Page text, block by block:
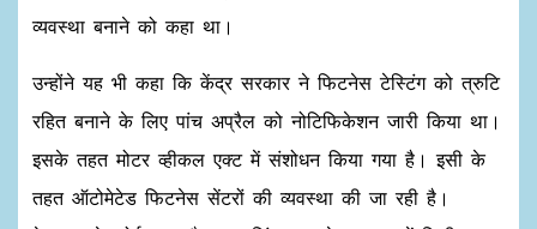
व्यवस्था बनाने को कहा था।
उन्होंने यह भी कहा कि केंद्र सरकार ने फिटनेस टेस्टिंग को त्रुटि
रहित बनाने के लिए पांच अप्रैल को नोटिफिकेशन जारी किया था।
इसके तहत मोटर व्हीकल एक्ट में संशोधन किया गया है। इसी के
तहत ऑटोमेटेड फिटनेस सेंटरों की व्यवस्था की जा रही है।